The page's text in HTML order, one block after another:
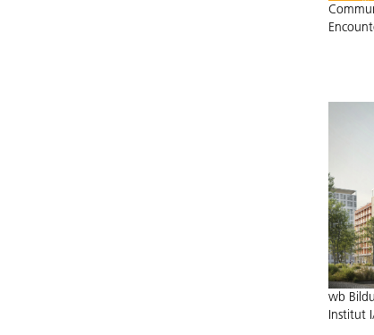
wb
Institut